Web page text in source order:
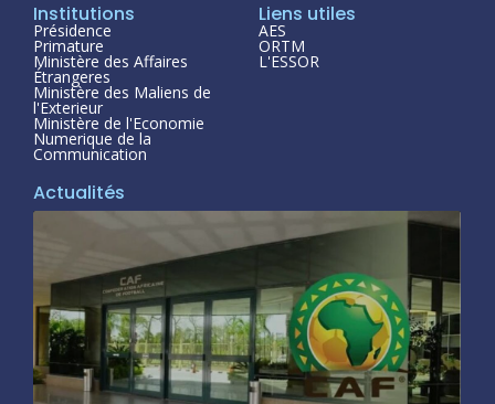
Institutions
Présidence
Primature
Ministère des Affaires
Étrangeres
Ministère des Maliens de
l'Exterieur
Ministère de l'Economie
Numerique de la
Communication
Liens utiles
AES
ORTM
L'ESSOR
Actualités